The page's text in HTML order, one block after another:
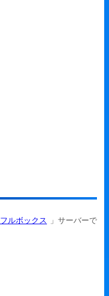
ルボックス
」サーバーで